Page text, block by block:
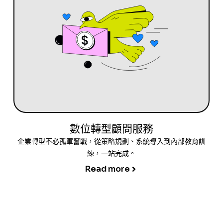
數位轉型顧問服務
企業轉型不必孤軍奮戰，從策略規劃、系統導入到內部教育訓
練，一站完成。
Read more